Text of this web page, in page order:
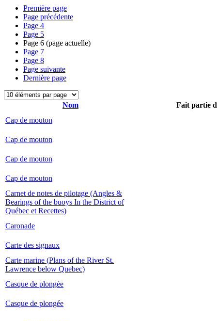
Première page
Page précédente
Page 4
Page 5
Page 6 (page actuelle)
Page 7
Page 8
Page suivante
Dernière page
Nom
Fait partie
Cap de mouton
Cap de mouton
Cap de mouton
Cap de mouton
Carnet de notes de pilotage (Angles &
Bearings of the buoys In the District of
Québec et Recettes)
Caronade
Carte des signaux
Carte marine (Plans of the River St.
Lawrence below Quebec)
Casque de plongée
Casque de plongée